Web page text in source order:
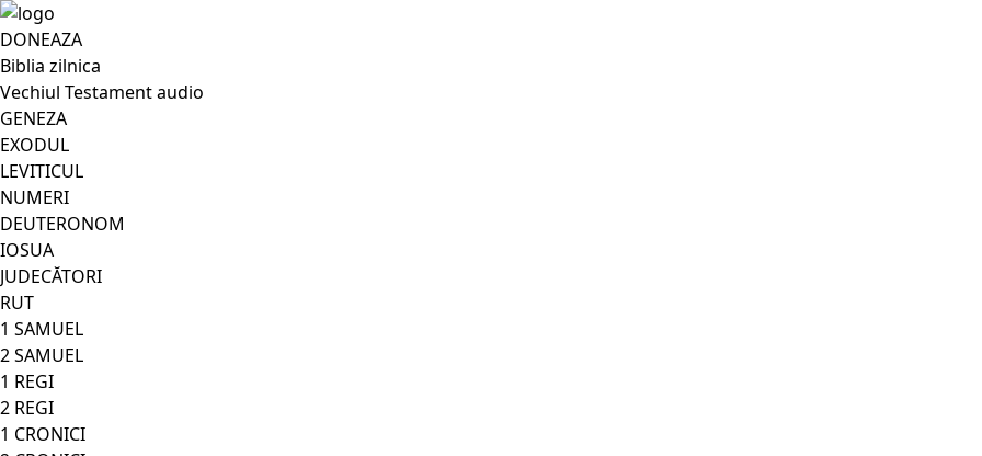
DONEAZA
Biblia zilnica
Vechiul Testament audio
GENEZA
EXODUL
LEVITICUL
NUMERI
DEUTERONOM
IOSUA
JUDECĂTORI
RUT
1 SAMUEL
2 SAMUEL
1 REGI
2 REGI
1 CRONICI